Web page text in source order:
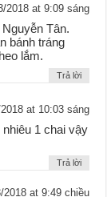
2018 at 9:09 sáng
Tân.
bánh tráng
lắm.
Trả lời
at 10:03 sáng
1 chai vậy
Trả lời
2018 at 9:49 chiều